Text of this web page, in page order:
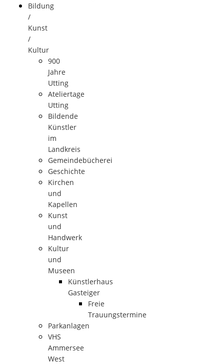
Bildung
/
Kunst
/
Kultur
900
Jahre
Utting
Ateliertage
Utting
Bildende
Künstler
im
Landkreis
Gemeindebücherei
Geschichte
Kirchen
und
Kapellen
Kunst
und
Handwerk
Kultur
und
Museen
Künstlerhaus
Gasteiger
Freie
Trauungstermine
Parkanlagen
VHS
Ammersee
West